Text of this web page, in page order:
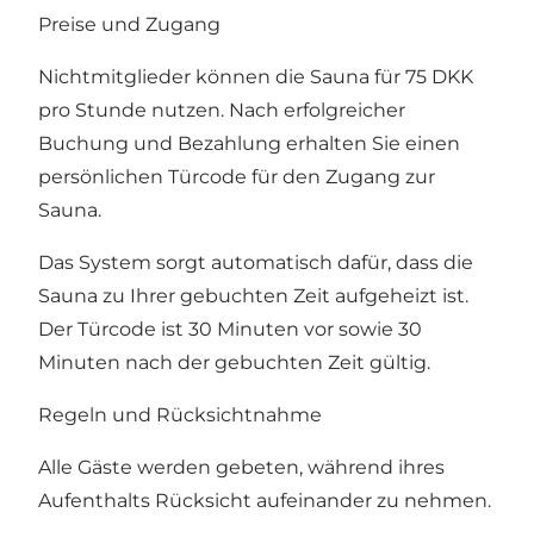
Preise und Zugang
Nichtmitglieder können die Sauna für 75 DKK
pro Stunde nutzen. Nach erfolgreicher
Buchung und Bezahlung erhalten Sie einen
persönlichen Türcode für den Zugang zur
Sauna.
Das System sorgt automatisch dafür, dass die
Sauna zu Ihrer gebuchten Zeit aufgeheizt ist.
Der Türcode ist 30 Minuten vor sowie 30
Minuten nach der gebuchten Zeit gültig.
Regeln und Rücksichtnahme
Alle Gäste werden gebeten, während ihres
Aufenthalts Rücksicht aufeinander zu nehmen.